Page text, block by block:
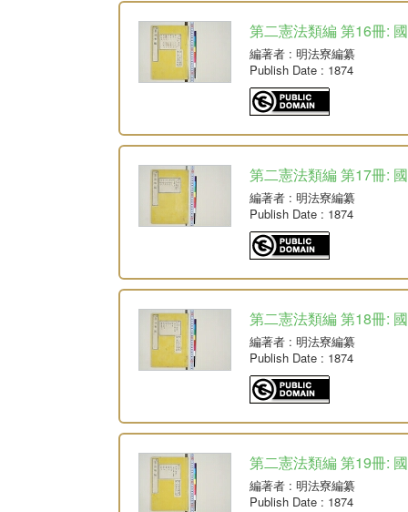
第二憲法類編 第16冊:
編著者 : 明法寮編纂
Publish Date : 1874
第二憲法類編 第17冊:
編著者 : 明法寮編纂
Publish Date : 1874
第二憲法類編 第18冊:
編著者 : 明法寮編纂
Publish Date : 1874
第二憲法類編 第19冊:
編著者 : 明法寮編纂
Publish Date : 1874